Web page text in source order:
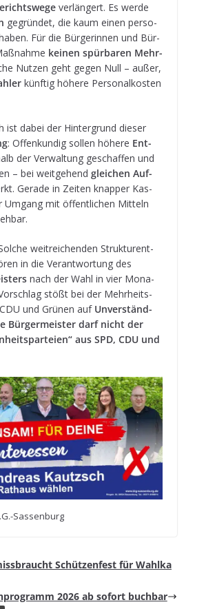
ver­län­gert. Es werde
gegrün­det, die kaum einen per­so­
Für die Bür­ge­rin­nen und Bür­
kei­nen spür­ba­ren Mehr­
Nut­zen geht gegen Null – außer,
künf­tig höhere Per­so­nal­kos­ten
ist dabei der Hin­ter­grund die­ser
: Offen­kun­dig sol­len höhere Ent­
der Ver­wal­tung geschaf­fen und
– bei weit­ge­hend glei­chen Auf­
Gerade in Zei­ten knap­per Kas­
Umgang mit öffent­li­chen Mit­teln
weit­rei­chen­den Struk­tur­ent­
in die Ver­ant­wor­tung des
nach der Wahl in vier Mona­
stößt bei der Mehr­heits­
und Grü­nen auf Unver­ständ­
Bür­ger­meis­ter darf nicht der
aus SPD, CDU und
Sassenburg
Schüt­zen­fest für Wahlka
2026 ab sofort buchbar